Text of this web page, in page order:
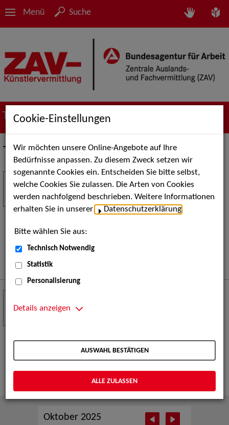
Menü Suche
Termine
Termine
Stuttgart Street Art
Kunst, Live-Acts und Aktionen für Kinder und
Familien. Die Stuttgart Street Art verwandelt den
eine große Open-Air-Bühne voller Akrobatik, Tanz,
Musik und beeindruckender Live-Performances.
Mehr
18
JUL
Serienfestival Weimar
TeleVisionale – Film- und Serienfestival in Weimar
und Eventpartnerin des Crew Call Weimar.
Mehr
NOV
Oktober 2025
Cookie-Einstellungen
Wir möchten unsere Online-Angebote auf Ihre
Bedürfnisse anpassen. Zu diesem Zweck setzen wir
sogenannte Cookies ein. Entscheiden Sie bitte selbst,
welche Cookies Sie zulassen. Die Arten von Cookies
werden nachfolgend beschrieben. Weitere Informationen
erhalten Sie in unserer
Datenschutzerklärung
Bitte wählen Sie aus:
Technisch Notwendig
Statistik
Personalisierung
Details anzeigen
AUSWAHL BESTÄTIGEN
ALLE ZULASSEN